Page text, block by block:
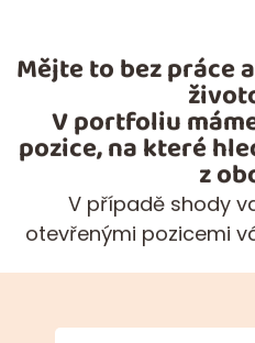
Mějte to bez práce
V portfoliu
pozice, na které
z
V případě shody
otevřenými pozicemi